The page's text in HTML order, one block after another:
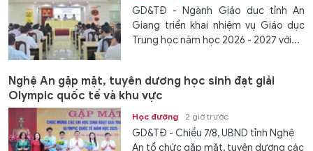
GD&TĐ - Ngành Giáo dục tỉnh An
Giang triển khai nhiệm vụ Giáo dục
Trung học năm học 2026 - 2027 với...
Nghệ An gặp mặt, tuyên dương học sinh đạt giải
Olympic quốc tế và khu vực
Học đường 2 giờ trước
GD&TĐ - Chiều 7/8, UBND tỉnh Nghệ
An tổ chức gặp mặt, tuyên dương các